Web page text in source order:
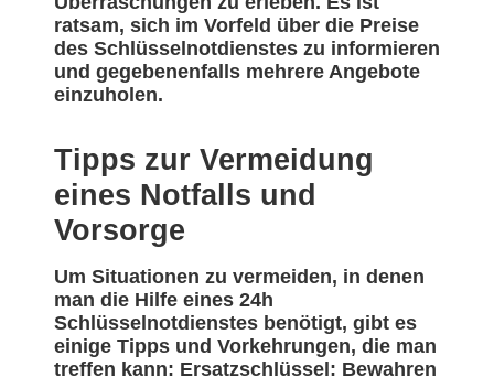
ratsam, sich im Vorfeld über die Preise
des Schlüsselnotdienstes zu informieren
und gegebenenfalls mehrere Angebote
einzuholen.
Tipps zur Vermeidung
eines Notfalls und
Vorsorge
Um Situationen zu vermeiden, in denen
man die Hilfe eines 24h
Schlüsselnotdienstes benötigt, gibt es
einige Tipps und Vorkehrungen, die man
treffen kann: Ersatzschlüssel: Bewahren